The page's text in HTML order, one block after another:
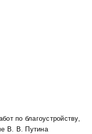
по благоустройству,
В. В. Путина